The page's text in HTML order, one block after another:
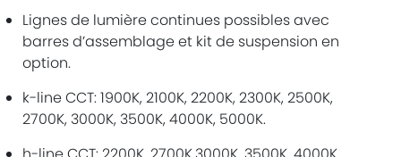
Lignes de lumière continues possibles avec
barres d’assemblage et kit de suspension en
option.
k-line CCT: 1900K, 2100K, 2200K, 2300K, 2500K,
2700K, 3000K, 3500K, 4000K, 5000K.